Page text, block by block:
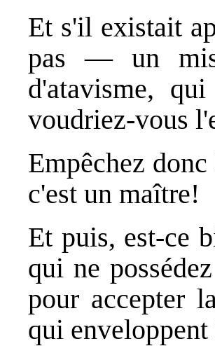
Et s'il existait
pas — un
d'atavisme,
voudriez-vous
Empêchez
c'est un maître!
Et puis, est-ce
qui ne
pour accepter
qui